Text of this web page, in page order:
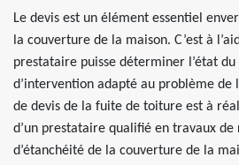
Le devis est un élément essentiel
la couverture de la maison. C’est à
prestataire puisse déterminer l’état
d’intervention adapté au problème de
de devis de la fuite de toiture est à
d’un prestataire qualifié en travaux
d’étanchéité de la couverture de la